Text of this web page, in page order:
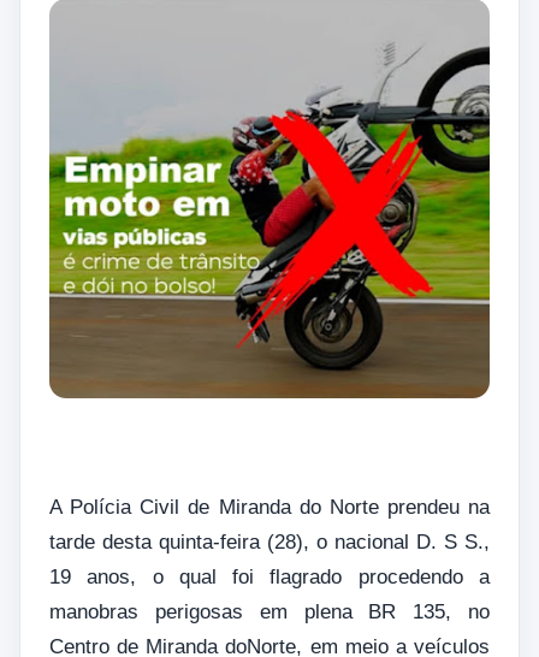
A Polícia Civil de Miranda do Norte prendeu na
tarde desta quinta-feira (28), o nacional D. S S.,
19 anos, o qual foi flagrado procedendo a
manobras perigosas em plena BR 135, no
Centro de Miranda doNorte, em meio a veículos